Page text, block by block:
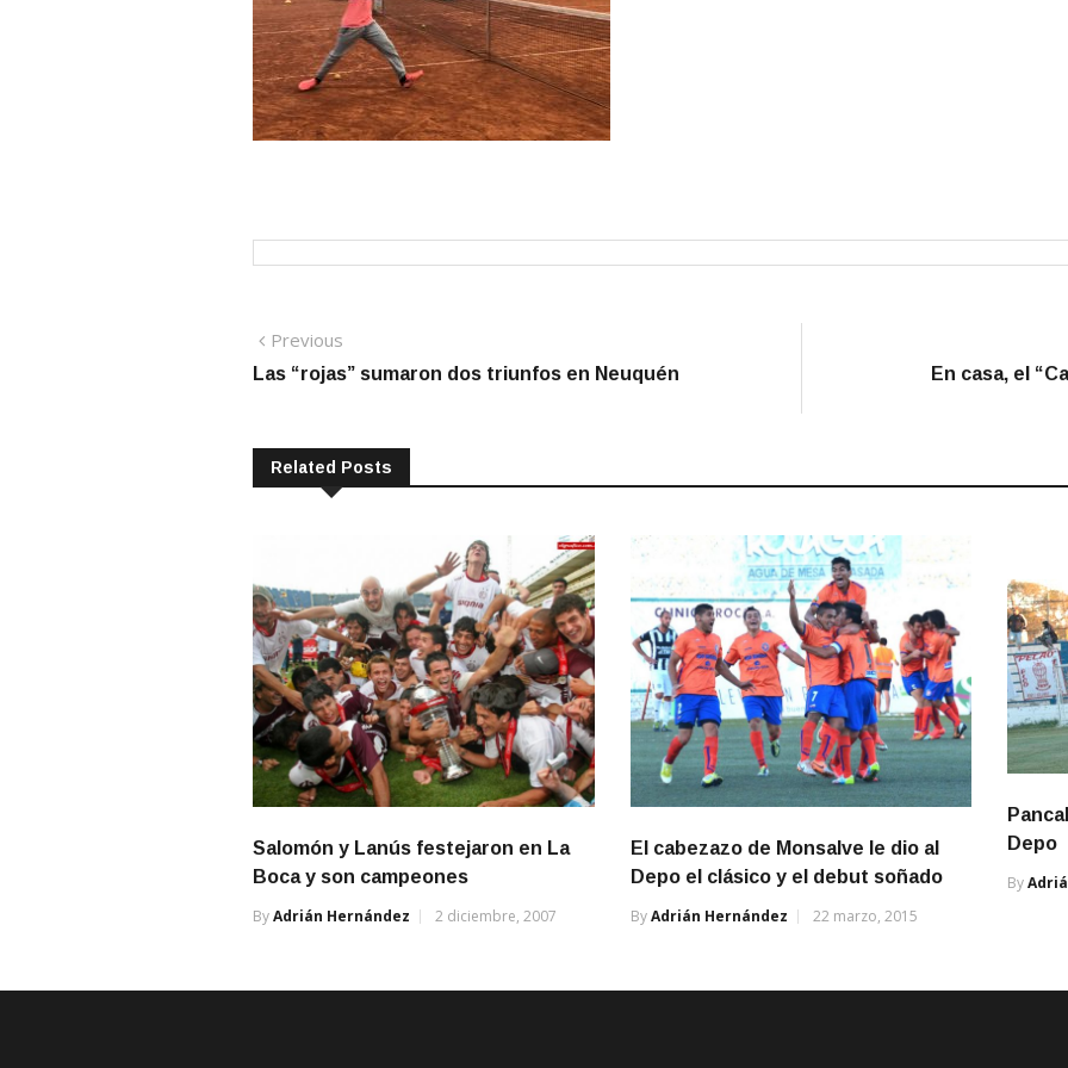
Navegación
de
Previous
post:
Las “rojas” sumaron dos triunfos en Neuquén En casa, el
Related Posts
Salomón y Lanús festejaron en La
Boca y son campeones
ByAdrián Hernández 2 diciembre, 2007
El cabezazo de Monsalve le dio al
Depo el clásico y el debut soñado
ByAdrián Hernández 22 marzo, 2015
Depo
By